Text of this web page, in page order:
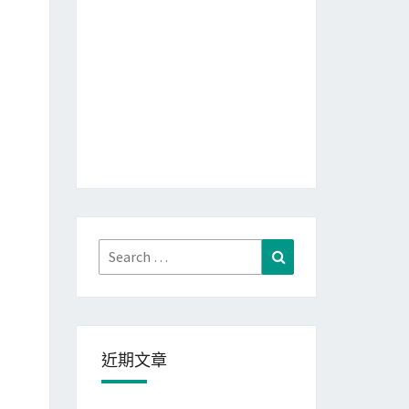
Search
for:
近期文章